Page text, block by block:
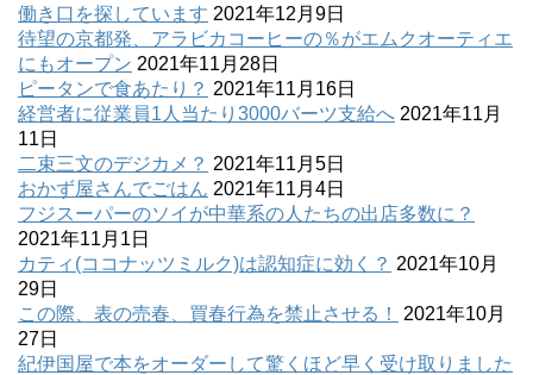
働き口を探しています 2021年12月9日
待望の京都発、アラビカコーヒーの％がエムクオーティエ
にもオープン 2021年11月28日
ピータンで食あたり？ 2021年11月16日
経営者に従業員1人当たり3000バーツ支給へ 2021年11月
11日
二束三文のデジカメ？ 2021年11月5日
おかず屋さんでごはん 2021年11月4日
フジスーパーのソイが中華系の人たちの出店多数に？
2021年11月1日
カティ(ココナッツミルク)は認知症に効く？ 2021年10月
29日
この際、表の売春、買春行為を禁止させる！
2021年10月
27日
紀伊国屋で本をオーダーして驚くほど早く受け取りました